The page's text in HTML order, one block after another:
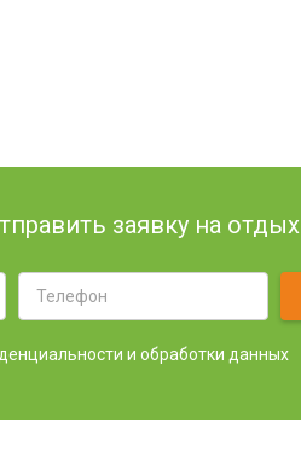
заявку на отдых
и обработки данных